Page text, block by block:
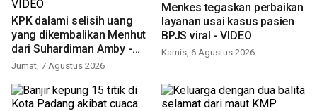
KPK dalami selisih uang
yang dikembalikan Menhut
dari Suhardiman Amby -
VIDEO
Jumat, 7 Agustus 2026
Menkes tegaskan perbaikan
layanan usai kasus pasien
BPJS viral - VIDEO
Kamis, 6 Agustus 2026